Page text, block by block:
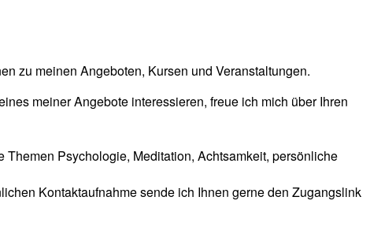
zu meinen Angeboten, Kursen und Veranstaltungen.
meiner Angebote interessieren, freue ich mich über Ihren
Psychologie, Meditation, Achtsamkeit, persönliche
Kontaktaufnahme sende ich Ihnen gerne den Zugangslink